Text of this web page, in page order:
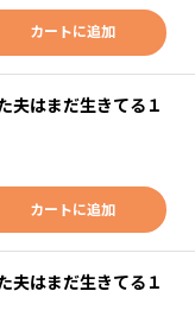
カートに追加
夫はまだ生きてる１
カートに追加
夫はまだ生きてる１